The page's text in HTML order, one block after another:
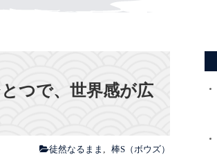
つで、世界感が広
徒然なるまま 棒S（ボウズ）